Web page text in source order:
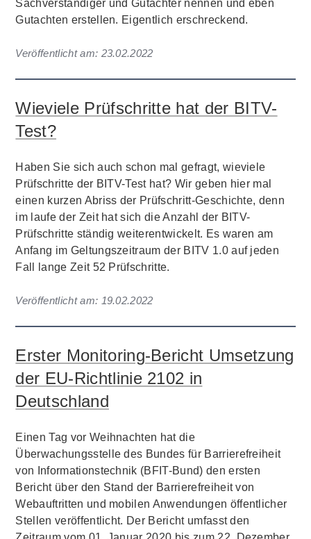
Sachverständiger und Gutachter nennen und eben
Gutachten erstellen. Eigentlich erschreckend.
Veröffentlicht am: 23.02.2022
Wieviele Prüfschritte hat der BITV-
Test?
Haben Sie sich auch schon mal gefragt, wieviele
Prüfschritte der BITV-Test hat? Wir geben hier mal
einen kurzen Abriss der Prüfschritt-Geschichte, denn
im laufe der Zeit hat sich die Anzahl der BITV-
Prüfschritte ständig weiterentwickelt. Es waren am
Anfang im Geltungszeitraum der BITV 1.0 auf jeden
Fall lange Zeit 52 Prüfschritte.
Veröffentlicht am: 19.02.2022
Erster Monitoring-Bericht Umsetzung
der EU-Richtlinie 2102 in
Deutschland
Einen Tag vor Weihnachten hat die
Überwachungsstelle des Bundes für Barrierefreiheit
von Informationstechnik (BFIT-Bund) den ersten
Bericht über den Stand der Barrierefreiheit von
Webauftritten und mobilen Anwendungen öffentlicher
Stellen veröffentlicht. Der Bericht umfasst den